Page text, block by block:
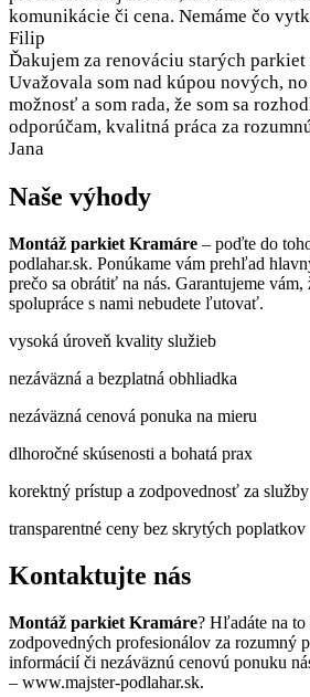
komunikácie či cena. Nemáme čo
Filip
Ďakujem za renováciu starých
Uvažovala som nad kúpou nových,
možnosť a som rada, že som sa
odporúčam, kvalitná práca za
Jana
Naše výhody
Montáž parkiet Kramáre – poďte do
podlahar.sk. Ponúkame vám prehľad
prečo sa obrátiť na nás. Garantujeme vám,
spolupráce s nami nebudete ľutovať.
vysoká úroveň kvality služieb
nezáväzná a bezplatná obhliadka
nezáväzná cenová ponuka na mieru
dlhoročné skúsenosti a bohatá prax
korektný prístup a zodpovednosť za služby
transparentné ceny bez skrytých poplatkov
Kontaktujte nás
Montáž parkiet Kramáre? Hľadáte na to
zodpovedných profesionálov za rozumný
informácií či nezáväznú cenovú ponuku
– www.majster-podlahar.sk.